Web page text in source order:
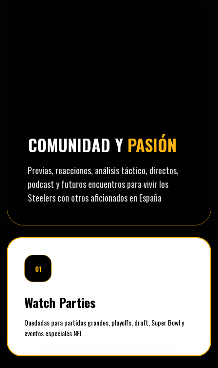
COMUNIDAD Y PASIÓN
Previas, reacciones, análisis táctico, directos,
podcast y futuros encuentros para vivir los
Steelers con otros aficionados en España
01
Watch Parties
Quedadas para partidos grandes, playoffs, draft, Super Bowl y
eventos especiales NFL